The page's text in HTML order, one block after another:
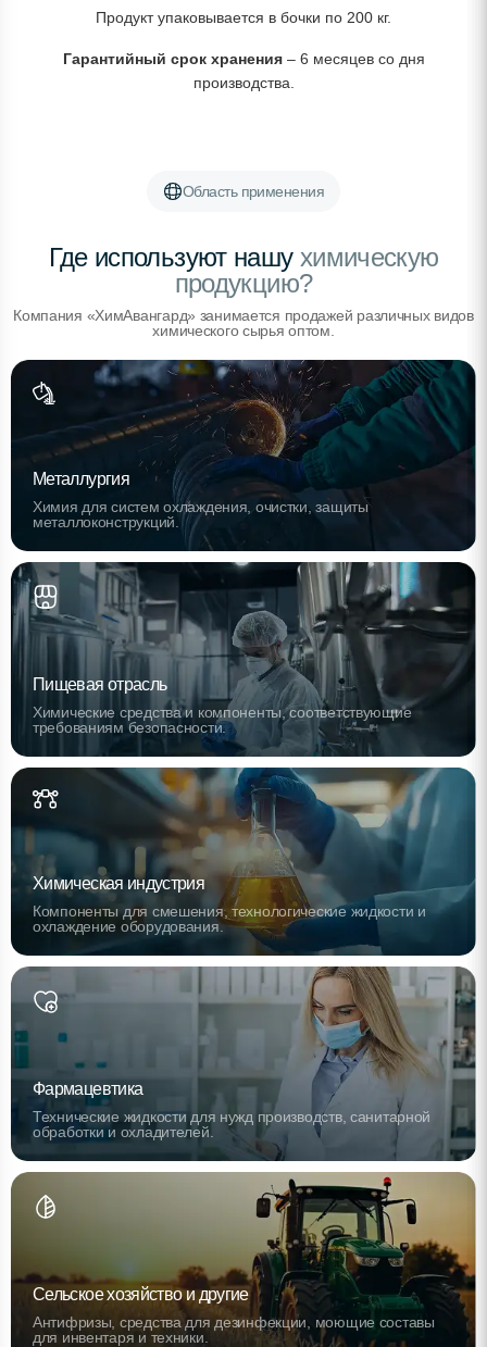
Продукт упаковывается в бочки по 200 кг.
Гарантийный срок хранения– 6 месяцев со дня
производства.
Область применения
Где используют нашухимическую
продукцию?
Компания «ХимАвангард» занимается продажей различных видов
химического сырья оптом.
Металлургия
Химия для систем охлаждения, очистки, защиты
металлоконструкций.
Пищевая отрасль
Химические средства и компоненты, соответствующие
требованиям безопасности.
Химическая индустрия
Компоненты для смешения, технологические жидкости и
охлаждение оборудования.
Фармацевтика
Технические жидкости для нужд производств, санитарной
обработки и охладителей.
Сельское хозяйство и другие
Антифризы, средства для дезинфекции, моющие составы
для инвентаря и техники.